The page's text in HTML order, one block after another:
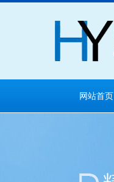
网站首页